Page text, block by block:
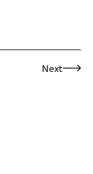
Next